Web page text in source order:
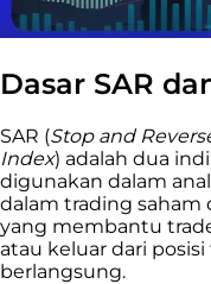
Dasar SAR
SAR (Stop and
Index) adalah dua
digunakan dalam
dalam trading saham
yang membantu
atau keluar dari
berlangsung.